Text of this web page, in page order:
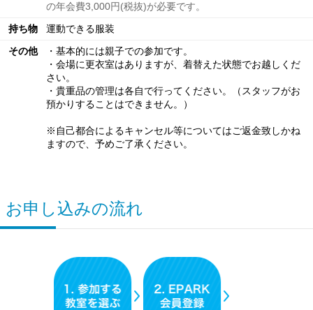
の年会費3,000円(税抜)が必要です。
持ち物
運動できる服装
その他
・基本的には親子での参加です。
・会場に更衣室はありますが、着替えた状態でお越しくだ
さい。
・貴重品の管理は各自で行ってください。（スタッフがお
預かりすることはできません。）
※自己都合によるキャンセル等についてはご返金致しかね
ますので、予めご了承ください。
お申し込みの流れ